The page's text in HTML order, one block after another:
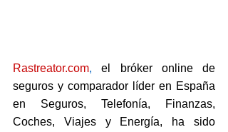
Rastreator.com, el bróker online de
seguros y comparador líder en España
en Seguros, Telefonía, Finanzas,
Coches, Viajes y Energía, ha sido